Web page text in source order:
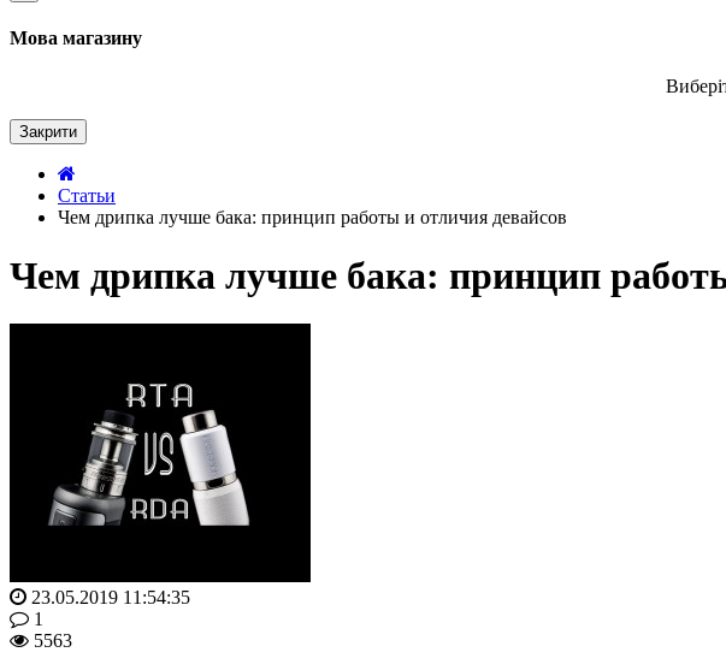
Мова магазину
Закрити
Статьи
Чем дрипка лучше бака: принцип работы и отличия девайсов
Чем дрипка лучше бака: принцип
23.05.2019 11:54:35
1
5563